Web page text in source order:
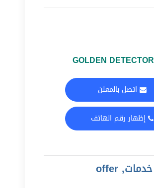
GOLDEN DETECTOR
اتصل بالمعلن
إظهار رقم الهاتف
خدمات, offer